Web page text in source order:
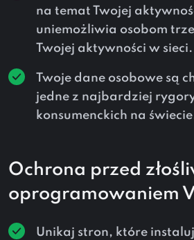
na temat Twojej
uniemożliwia osobom
Twojej aktywności w sieci.
Twoje dane osobowe są
jedne z najbardziej
konsumenckich na
Ochrona przed
oprogramowaniem
Unikaj stron, które